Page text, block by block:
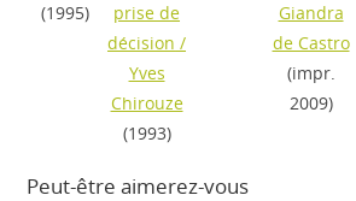
(1995)
prise de
décision /
Yves
Chirouze
(1993)
Giandra
de Castro
(impr.
2009)
Peut-être aimerez-vous